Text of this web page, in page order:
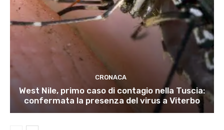
CRONACA
West Nile, primo caso di contagio nella Tuscia:
confermata la presenza del virus a Viterbo